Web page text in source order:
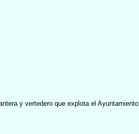
y vertedero que explota el Ayuntamiento